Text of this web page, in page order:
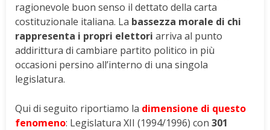
ragionevole buon senso il dettato della carta
costituzionale italiana. La bassezza morale di chi
rappresenta i propri elettori arriva al punto
addirittura di cambiare partito politico in più
occasioni persino all’interno di una singola
legislatura.
Qui di seguito riportiamo la dimensione di questo
fenomeno: Legislatura XII (1994/1996) con 301